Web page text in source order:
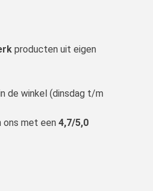
producten uit eigen
de winkel (dinsdag t/m
ons met een 4,7/5,0